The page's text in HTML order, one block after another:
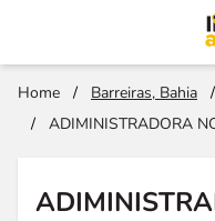
Home / Barreiras, Bahia /
/
ADIMINISTRADORA